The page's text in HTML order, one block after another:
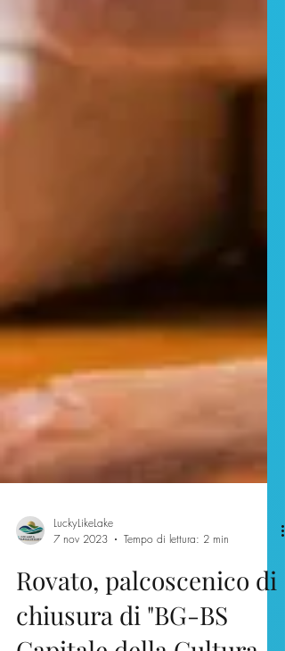
LuckyLikeLake
7 nov 2023
Tempo di lettura: 2 min
Rovato, palcoscenico di